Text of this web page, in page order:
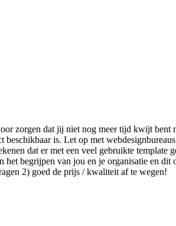
zorgen dat jij niet nog meer tijd kwijt bent
is. Let op met
dat er met een veel gebruikte template
begrijpen van jou en je organisatie en
2) goed de prijs / kwaliteit af te wegen!